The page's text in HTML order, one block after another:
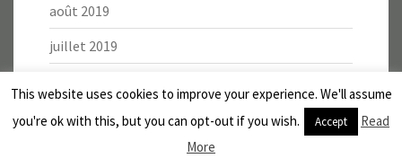
août 2019
juillet 2019
mai 2019
This website uses cookies to improve your experience. We'll assume
you're ok with this, but you can opt-out if you wish.
Accept
Read
More